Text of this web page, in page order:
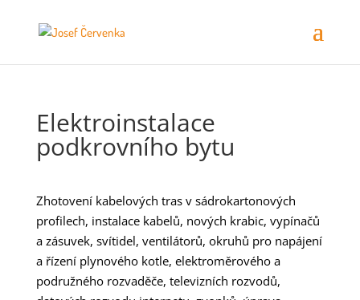
Elektroinstalace
podkrovního bytu
Zhotovení kabelových tras v sádrokartonových
profilech, instalace kabelů, nových krabic, vypínačů
a zásuvek, svítidel, ventilátorů, okruhů pro napájení
a řízení plynového kotle, elektroměrového a
podružného rozvaděče, televizních rozvodů,